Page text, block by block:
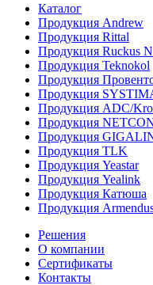
Каталог
Продукция Andrew
Продукция Rittal
Продукция Ruckus
Продукция Teknokol
Продукция
Продукция
Продукция ADC/
Продукция
Продукция
Продукция TLK
Продукция Yeastar
Продукция Yealink
Продукция Катюша
Продукция
Решения
О компании
Сертификаты
Контакты